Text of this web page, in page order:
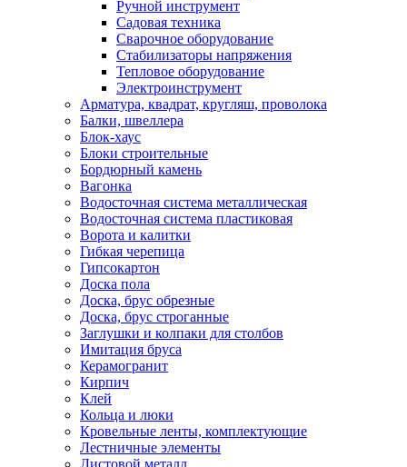
Ручной инструмент
Садовая техника
Сварочное оборудование
Стабилизаторы напряжения
Тепловое оборудование
Электроинструмент
Арматура, квадрат, кругляш, проволока
Балки, швеллера
Блок-хаус
Блоки строительные
Бордюрный камень
Вагонка
Водосточная система металлическая
Водосточная система пластиковая
Ворота и калитки
Гибкая черепица
Гипсокартон
Доска пола
Доска, брус обрезные
Доска, брус строганные
Заглушки и колпаки для столбов
Имитация бруса
Керамогранит
Кирпич
Клей
Кольца и люки
Кровельные ленты, комплектующие
Лестничные элементы
Листовой металл